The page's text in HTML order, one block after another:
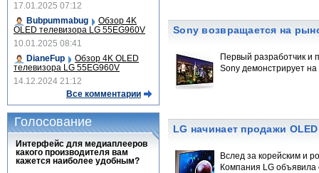
Sony возвращается на
Первый разработчик и
Sony демонстрирует
LG начинает продажи
Вслед за корейским и
Компания LG
17.01.2025 07:12
Bubpummabug
Обзор 4K
OLED телевизора LG 55EG960V
10.01.2025 08:41
DianeFup
Обзор 4K OLED
телевизора LG 55EG960V
14.12.2024 21:12
Все комментарии
Голосование
Интерфейс для медиаплееров
какого производителя вам
кажется наиболее удобным?